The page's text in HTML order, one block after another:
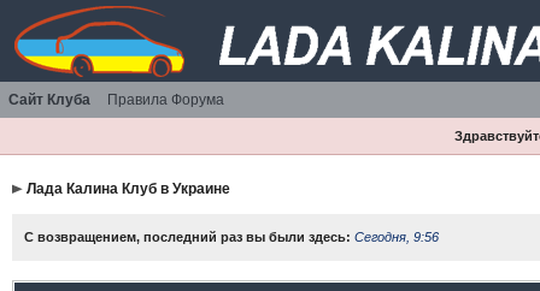
Сайт Клуба Правила Форума
Лада Калина Клуб в Украине
С возвращением, последний раз вы были здесь: Сегодня, 9:56